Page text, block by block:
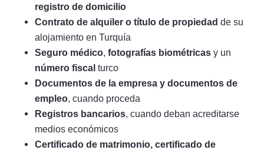
registro de domicilio
Contrato de alquiler o título de propiedad de su
alojamiento en Turquía
Seguro médico ,fotografías biométricas y un
número fiscal turco
Documentos de la empresa y documentos de
empleo , cuando proceda
Registros bancarios , cuando deban acreditarse
medios económicos
Certificado de matrimonio, certificado de